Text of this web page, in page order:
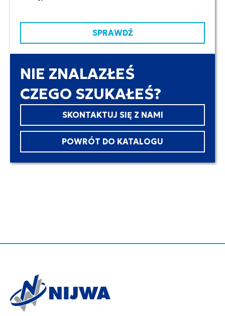
SPRAWDŹ
NIE ZNALAZŁEŚ
CZEGO SZUKAŁEŚ?
SKONTAKTUJ SIĘ Z NAMI
POWRÓT DO KATALOGU